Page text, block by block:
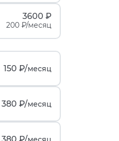
3600 ₽
200 ₽/месяц
150 ₽/месяц
380 ₽/месяц